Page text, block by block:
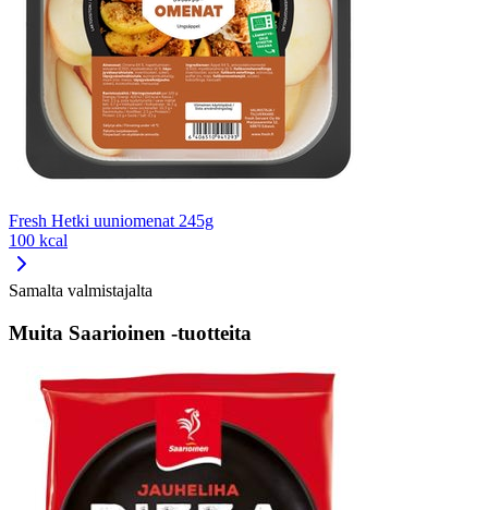
Fresh Hetki uuniomenat 245g
100 kcal
Samalta valmistajalta
Muita Saarioinen -tuotteita